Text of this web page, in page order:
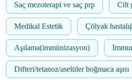
Saç mezoterapi ve saç prp Cilt
Medikal Estetik Çölyak
Aşılama(immünizasyon)
Difteri/tetanoz/aselüler boğmaca aşısı